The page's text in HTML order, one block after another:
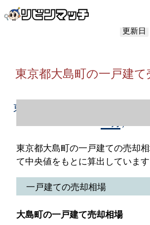
更新日
東京都大島町の一戸建
東京都大島町の一戸建て売却情
東京都大島町の一戸建ての売却
て中央値をもとに算出しています
一戸建ての売却相場
大島町の一戸建て売却相場